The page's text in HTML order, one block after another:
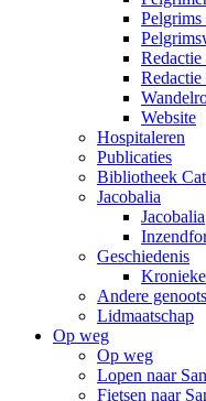
Redactie
Website
Hospitaleren
Publicaties
Bibliotheek
Jacobalia
Jacobalia
Geschiedenis
Andere
Lidmaatschap
Op weg
Op weg
Lopen naar
Fietsen naar